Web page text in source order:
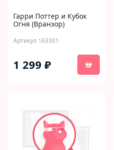
Гарри Поттер и Кубок
Огня (Вранзор)
Артикул 163301
1 299 ₽